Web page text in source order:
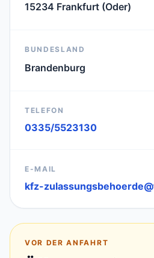
15234 Frankfurt (Oder)
BUNDESLAND
Brandenburg
TELEFON
0335/5523130
E-MAIL
kfz-
VOR DER ANFAHRT